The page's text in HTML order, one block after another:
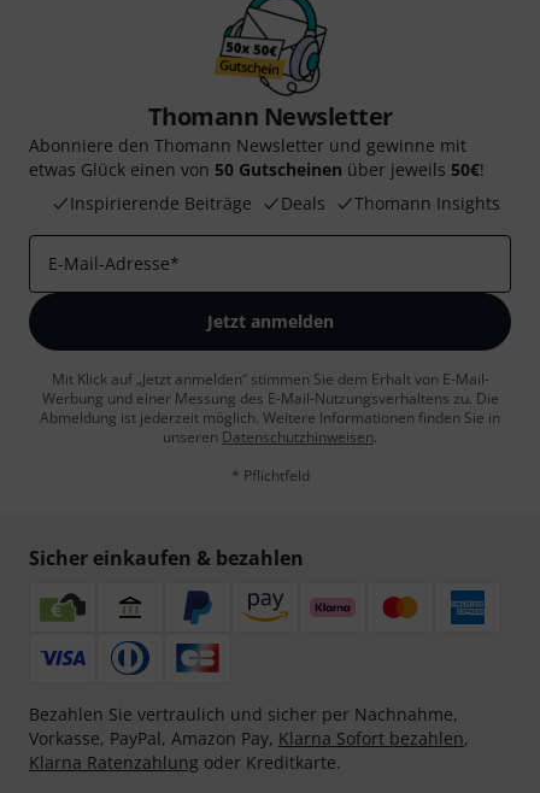
Thomann Newsletter
Abonniere den Thomann Newsletter und gewinne mit
etwas Glück einen von 50 Gutscheinen über jeweils 50€!
Inspirierende Beiträge
Deals Thomann Insights
E-Mail-Adresse*
Jetzt anmelden
Mit Klick auf „Jetzt anmelden“ stimmen Sie dem Erhalt von E-Mail-
Werbung und einer Messung des E-Mail-Nutzungsverhaltens zu. Die
Abmeldung ist jederzeit möglich. Weitere Informationen finden Sie in
unseren Datenschutzhinweisen.
* Pflichtfeld
Sicher einkaufen & bezahlen
Bezahlen Sie vertraulich und sicher per Nachnahme,
Vorkasse, PayPal, Amazon Pay, Klarna Sofort bezahlen,
Klarna Ratenzahlung oder Kreditkarte.